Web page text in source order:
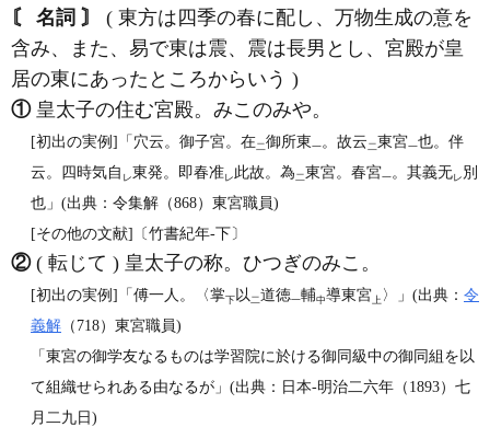
〘 名詞 〙
( 東方は四季の春に配し、万物生成の意を
含み、また、易で東は震、震は長男とし、宮殿が皇
居の東にあったところからいう )
①皇太子の住む宮殿。みこのみや。
[初出の実例]「穴云。御子宮。在二御所東一 。故云二東宮一也。伴
云。四時気自 レ東発。即春准レ 此故。為二東宮。春宮一 。其義无レ 別
也」(出典：令集解（868）東宮職員)
[その他の文献]〔竹書紀年‐下〕
②( 転じて ) 皇太子の称。ひつぎのみこ。
[初出の実例]「傅一人。〈掌下 以 二道徳一輔中導東宮上 〉」(出典： 令
義解 （718）東宮職員)
「東宮の御学友なるものは学習院に於ける御同級中の御同組を以
て組織せられある由なるが」(出典：日本‐明治二六年（1893）七
月二九日)